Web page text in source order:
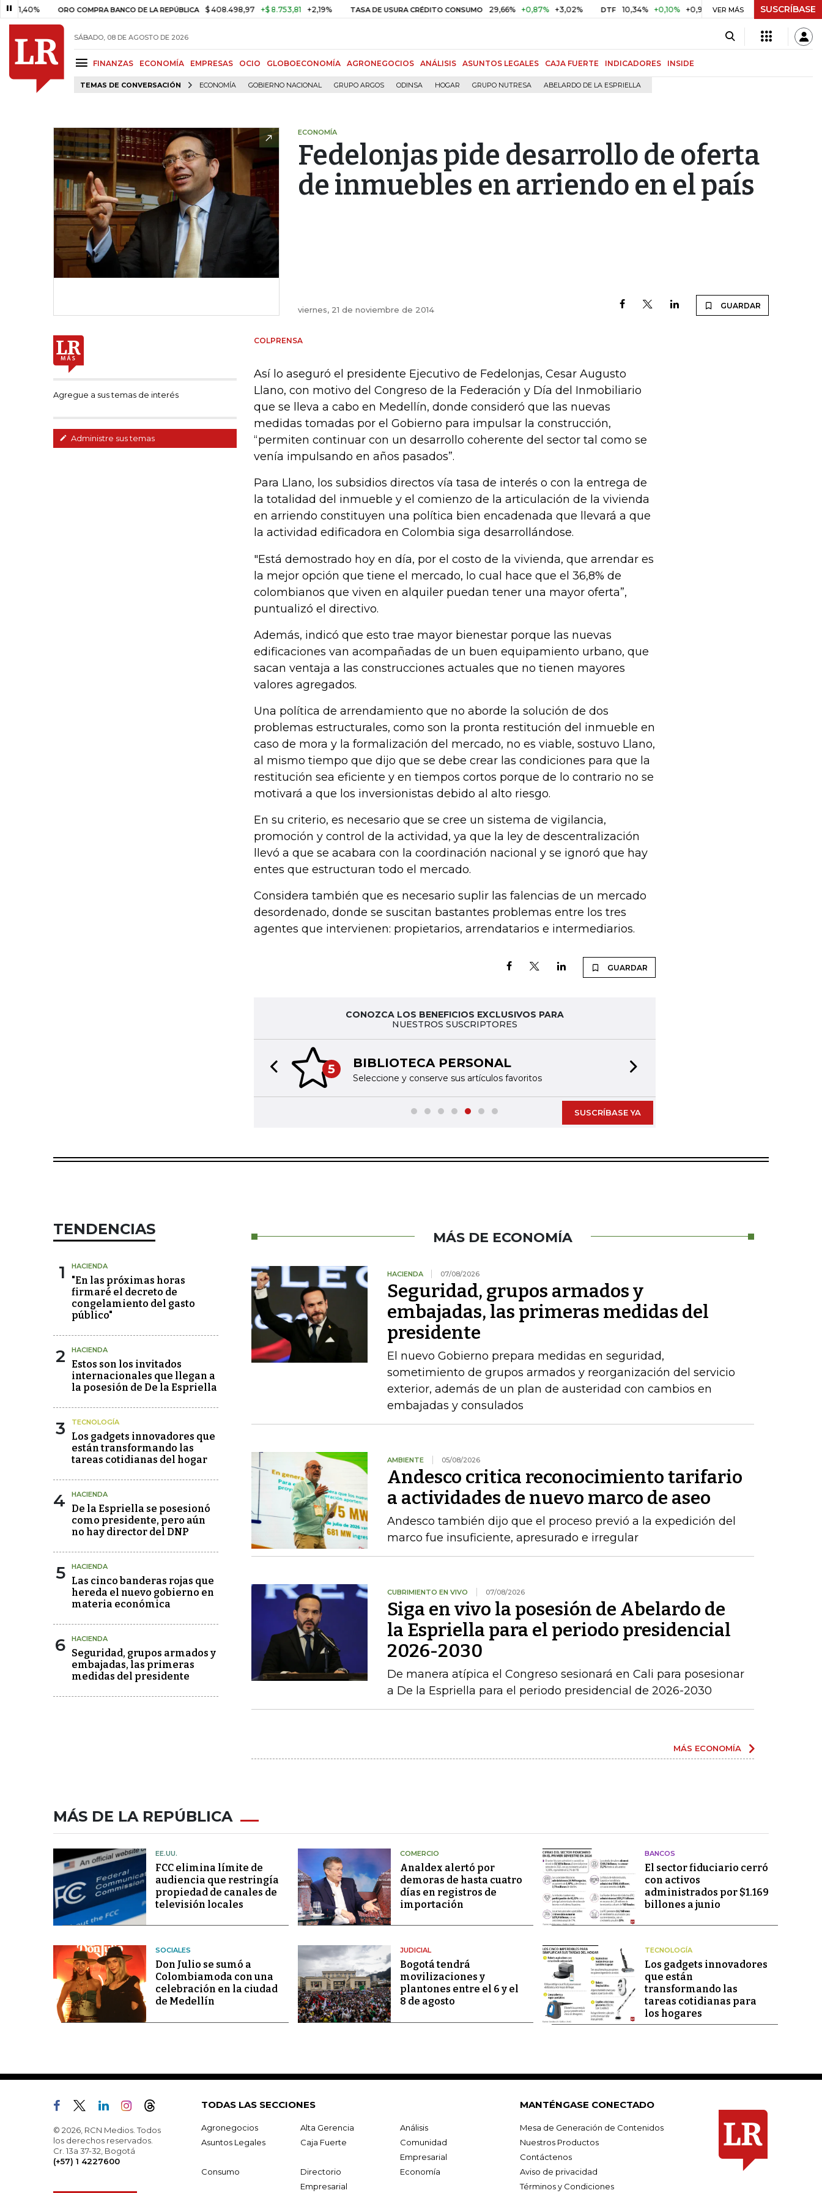
ORO COMPRA BANCO DE LA REPÚBLICA $ 408.498,97 +$ 8.753,81 +2,19% TASA DE USURA CRÉDITO CONSUMO 29,66% +0,87% +3,02% DTF 10,34% +0,10% +0,98% UVR $ 416,96 +$ 0,05 +0,01%
VER MÁS SUSCRÍBASE
SÁBADO, 08 DE AGOSTO DE 2026
FINANZAS ECONOMÍA EMPRESAS OCIO GLOBOECONOMÍA AGRONEGOCIOS ANÁLISIS ASUNTOS LEGALES CAJA FUERTE INDICADORES INSIDE
TEMAS DE CONVERSACIÓN ECONOMÍA GOBIERNO NACIONAL GRUPO ARGOS ODINSA HOGAR GRUPO NUTRESA ABELARDO DE LA ESPRIELLA
ECONOMÍA
Fedelonjas pide desarrollo de oferta
de inmuebles en arriendo en el país
viernes, 21 de noviembre de 2014 GUARDAR
Agregue a sus temas de interés
Administre sus temas
COLPRENSA
Así lo aseguró el presidente Ejecutivo de Fedelonjas, Cesar Augusto
Llano, con motivo del Congreso de la Federación y Día del Inmobiliario
que se lleva a cabo en Medellín, donde consideró que las nuevas
medidas tomadas por el Gobierno para impulsar la construcción,
“permiten continuar con un desarrollo coherente del sector tal como se
venía impulsando en años pasados”.
Para Llano, los subsidios directos vía tasa de interés o con la entrega de
la totalidad del inmueble y el comienzo de la articulación de la vivienda
en arriendo constituyen una política bien encadenada que llevará a que
la actividad edificadora en Colombia siga desarrollándose.
"Está demostrado hoy en día, por el costo de la vivienda, que arrendar es
la mejor opción que tiene el mercado, lo cual hace que el 36,8% de
colombianos que viven en alquiler puedan tener una mayor oferta”,
puntualizó el directivo.
Además, indicó que esto trae mayor bienestar porque las nuevas
edificaciones van acompañadas de un buen equipamiento urbano, que
sacan ventaja a las construcciones actuales que no tienen mayores
valores agregados.
Una política de arrendamiento que no aborde la solución de dos
problemas estructurales, como son la pronta restitución del inmueble en
caso de mora y la formalización del mercado, no es viable, sostuvo Llano,
al mismo tiempo que dijo que se debe crear las condiciones para que la
restitución sea eficiente y en tiempos cortos porque de lo contrario no se
motivará a que los inversionistas debido al alto riesgo.
En su criterio, es necesario que se cree un sistema de vigilancia,
promoción y control de la actividad, ya que la ley de descentralización
llevó a que se acabara con la coordinación nacional y se ignoró que hay
entes que estructuran todo el mercado.
Considera también que es necesario suplir las falencias de un mercado
desordenado, donde se suscitan bastantes problemas entre los tres
agentes que intervienen: propietarios, arrendatarios e intermediarios.
GUARDAR
CONOZCA LOS BENEFICIOS EXCLUSIVOS PARA
NUESTROS SUSCRIPTORES
5 BIBLIOTECA PERSONAL
Seleccione y conserve sus artículos favoritos
Previous slide
SUSCRÍBASE YA
TENDENCIAS
1 HACIENDA
"En las próximas horas
firmaré el decreto de
congelamiento del gasto
público"
2 HACIENDA
Estos son los invitados
internacionales que llegan a
la posesión de De la Espriella
3 TECNOLOGÍA
Los gadgets innovadores que
están transformando las
tareas cotidianas del hogar
4 HACIENDA
De la Espriella se posesionó
como presidente, pero aún
no hay director del DNP
5 HACIENDA
Las cinco banderas rojas que
hereda el nuevo gobierno en
materia económica
6 HACIENDA
Seguridad, grupos armados y
embajadas, las primeras
medidas del presidente
MÁS DE ECONOMÍA
HACIENDA 07/08/2026
Seguridad, grupos armados y
embajadas, las primeras medidas del
presidente
El nuevo Gobierno prepara medidas en seguridad,
sometimiento de grupos armados y reorganización del servicio
exterior, además de un plan de austeridad con cambios en
embajadas y consulados
AMBIENTE 05/08/2026
Andesco critica reconocimiento tarifario
a actividades de nuevo marco de aseo
Andesco también dijo que el proceso previó a la expedición del
marco fue insuficiente, apresurado e irregular
CUBRIMIENTO EN VIVO 07/08/2026
Siga en vivo la posesión de Abelardo de
la Espriella para el periodo presidencial
2026-2030
De manera atípica el Congreso sesionará en Cali para posesionar
a De la Espriella para el periodo presidencial de 2026-2030
MÁS ECONOMÍA
MÁS DE LA REPÚBLICA
EE.UU.
FCC elimina límite de
audiencia que restringía
propiedad de canales de
televisión locales
COMERCIO
Analdex alertó por
demoras de hasta cuatro
días en registros de
importación
BANCOS
El sector fiduciario cerró
con activos
administrados por $1.169
billones a junio
SOCIALES
Don Julio se sumó a
Colombiamoda con una
celebración en la ciudad
de Medellín
JUDICIAL
Bogotá tendrá
movilizaciones y
plantones entre el 6 y el
8 de agosto
TECNOLOGÍA
Los gadgets innovadores
que están
transformando las
tareas cotidianas para
los hogares
© 2026, RCN Medios. Todos
los derechos reservados.
Cr. 13a 37-32, Bogotá
(+57) 1 4227600
TODAS LAS SECCIONES
Agronegocios Alta Gerencia
Análisis
Asuntos Legales
Caja Fuerte
Comunidad
Empresarial
Consumo
Directorio
Empresarial
Economía
MANTÉNGASE CONECTADO
Mesa de Generación de Contenidos
Nuestros Productos
Contáctenos
Aviso de privacidad
Términos y Condiciones